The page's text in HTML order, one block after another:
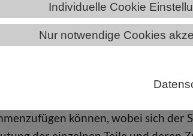
Individuelle Cookie
Nur notwendige Cookies
hängen auch Schimpansen
sinnvollen Strukturen
können, wobei sich der